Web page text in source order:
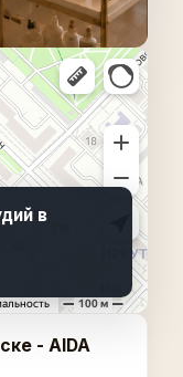
в
- AIDA